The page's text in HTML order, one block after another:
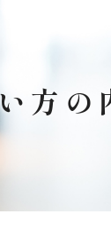
方の